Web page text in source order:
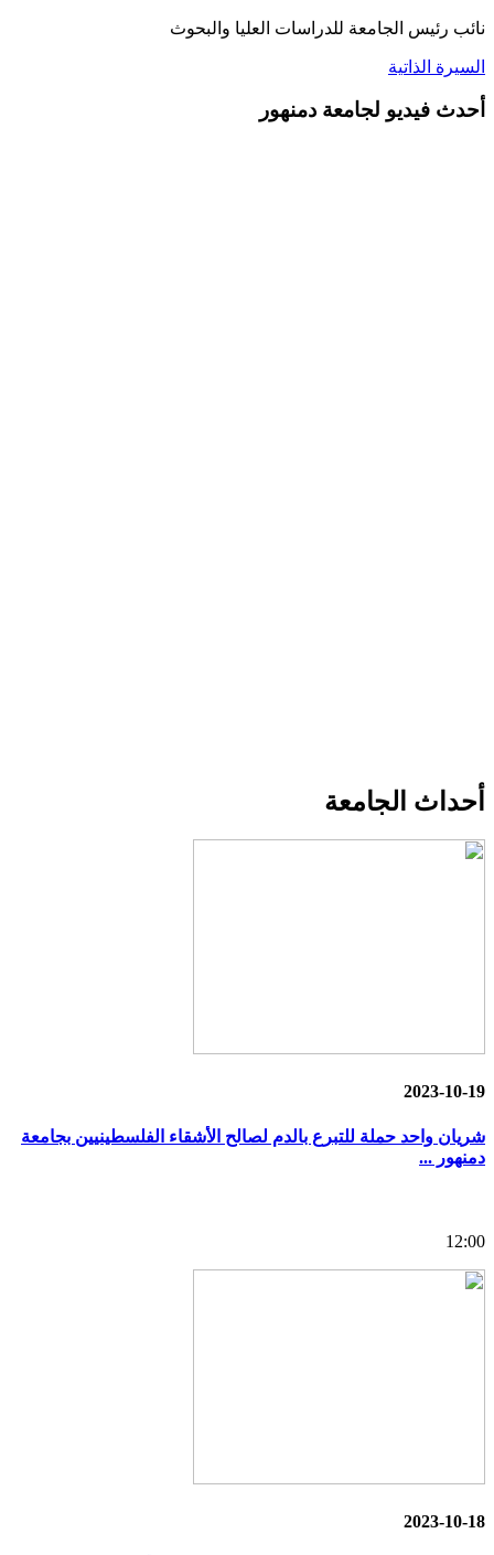
نائب رئيس الجامعة للدراسات العليا والبحوث
السيرة الذاتية
أحدث فيديو لجامعة دمنهور
أحداث الجامعة
2023-10-19
شريان واحد حملة للتبرع بالدم لصالح الأشقاء الفلسطينيين بجامعة
دمنهور ...
12:00
2023-10-18